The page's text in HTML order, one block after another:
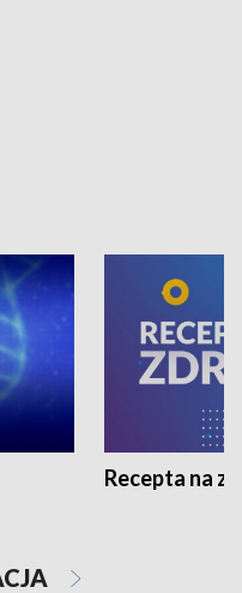
Recepta na